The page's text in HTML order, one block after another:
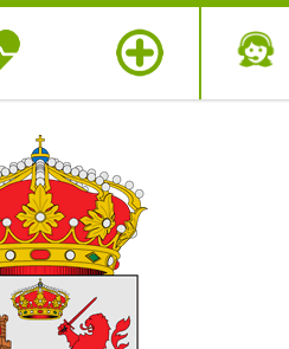
DE